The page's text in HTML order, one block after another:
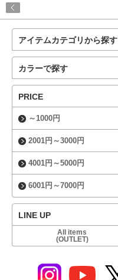
アイテムカテゴリから探す
カラーで探す
PRICE
～1000円
2001円～3000円
4001円～5000円
6001円～7000円
LINE UP
All items
(OUTLET)